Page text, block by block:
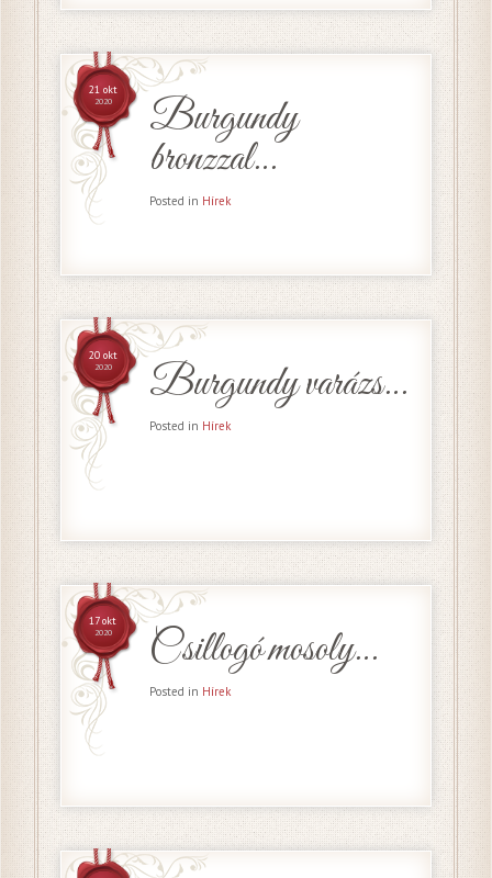
Burgundy
bronzzal…
21 okt
2020
Posted in Hírek
Burgundy varázs…
20 okt
2020
Posted in Hírek
Csillogó mosoly…
17 okt
2020
Posted in Hírek